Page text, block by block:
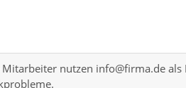
nutzen info@firma.de als